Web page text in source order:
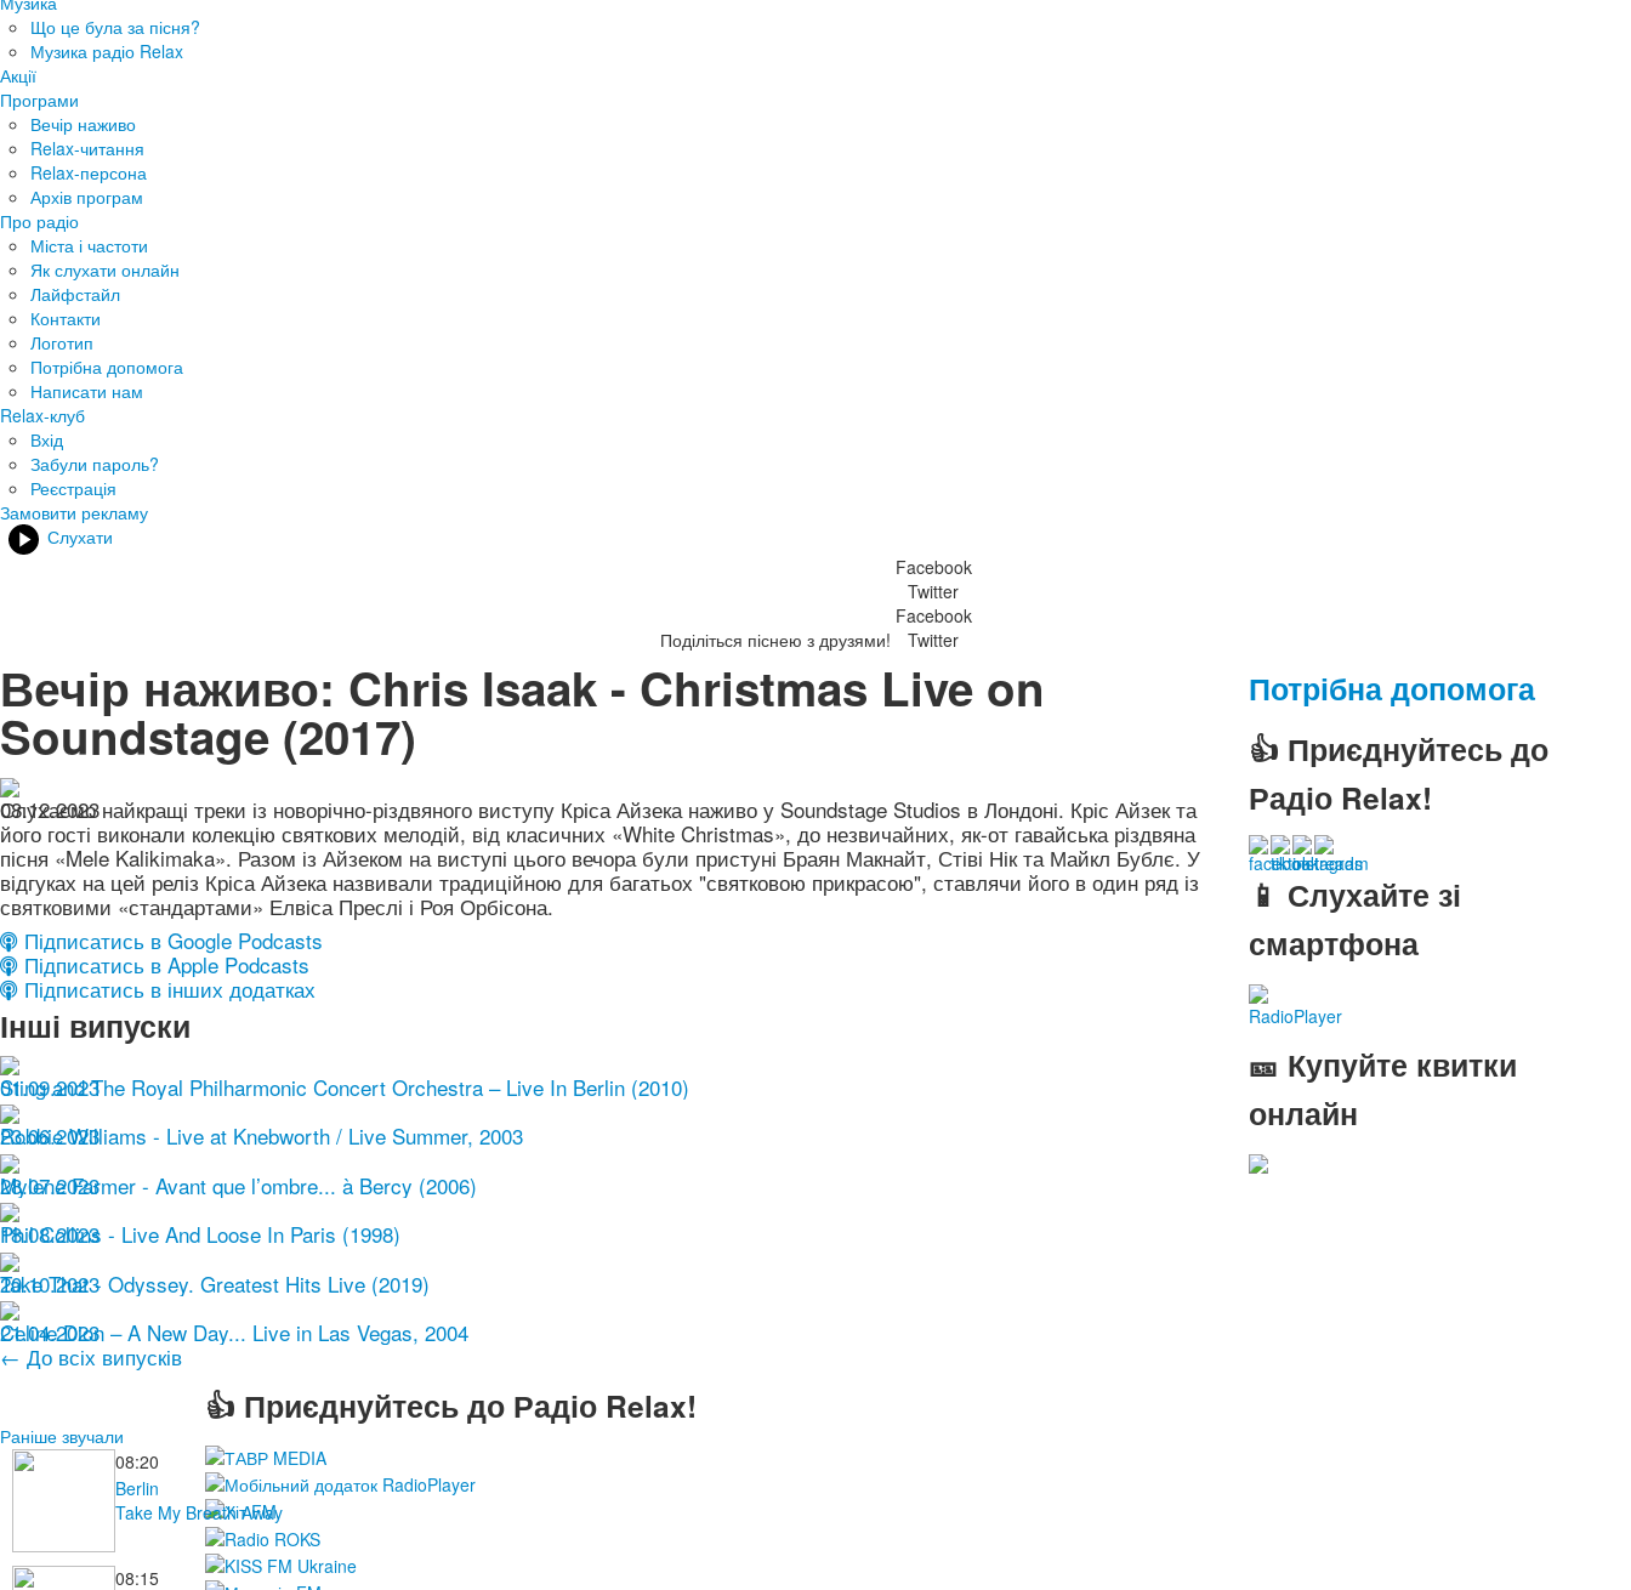
Раніше звучали
08:20
Berlin
Take My Breath Away
08:15
Що це була за пісня?
Музика радіо Relax
Акції
Програми
Вечір наживо
Relax-читання
Relax-персона
Архів програм
Про радіо
Міста і частоти
Як слухати онлайн
Лайфстайл
Контакти
Логотип
Потрібна допомога
Написати нам
Relax-клуб
Вхід
Забули пароль?
Реєстрація
Замовити рекламу
Слухати
Поділіться піснею з друзями!
Facebook
Twitter
Facebook
Twitter
Вечір наживо: Chris Isaak - Christmas Live on
Soundstage (2017)
08.12.2023
Слухаємо найкращі треки із новорічно-різдвяного виступу Кріса Айзека наживо у Soundstage Studios в Лондоні. Кріс Айзек та
його гості виконали колекцію святкових мелодій, від класичних «White Christmas», до незвичайних, як-от гавайська різдвяна
пісня «Mele Kalikimaka». Разом із Айзеком на виступі цього вечора були пристуні Браян Макнайт, Стіві Нік та Майкл Бублє. У
відгуках на цей реліз Кріса Айзека назвивали традиційною для багатьох "святковою прикрасою", ставлячи його в один ряд із
святковими «стандартами» Елвіса Преслі і Роя Орбісона.
Підписатись в Google Podcasts
Підписатись в Apple Podcasts
Підписатись в інших додатках
Інші випуски
01.09.2023
Sting and The Royal Philharmonic Concert Orchestra – Live In Berlin (2010)
23.06.2023
Robbie Williams - Live at Knebworth / Live Summer, 2003
28.07.2023
Mylene Farmer - Avant que l’ombre... à Bercy (2006)
18.08.2023
Phil Collins - Live And Loose In Paris (1998)
20.10.2023
Take That - Odyssey. Greatest Hits Live (2019)
21.04.2023
Celine Dion – A New Day... Live in Las Vegas, 2004
← До всіх випусків
Потрібна допомога
👍 Приєднуйтесь до
Радіо Relax!
📱 Слухайте зі
смартфона
RadioPlayer
🎫 Купуйте квитки
онлайн
👍 Приєднуйтесь до Радіо Relax!